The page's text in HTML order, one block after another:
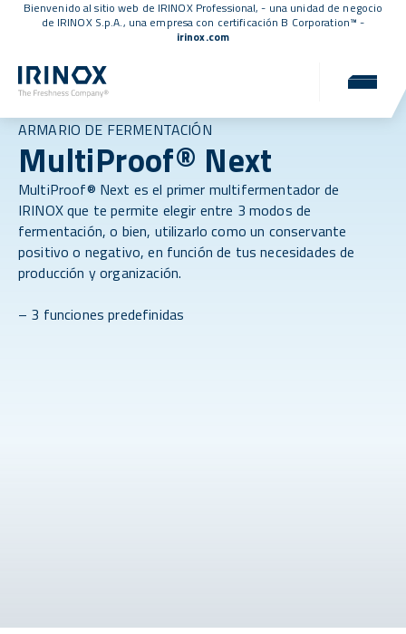
Bienvenido al sitio web de IRINOX Professional, - una unidad de negocio
de IRINOX S.p.A., una empresa con certificación B Corporation™ -
irinox.com
ARMARIO DE FERMENTACIÓN
MultiProof® Next
MultiProof® Next es el primer multifermentador de
IRINOX que te permite elegir entre 3 modos de
fermentación, o bien, utilizarlo como un conservante
positivo o negativo, en función de tus necesidades de
producción y organización.
– 3 funciones predefinidas